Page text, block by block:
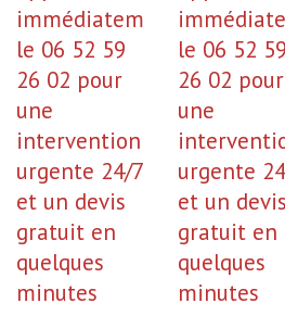
immédiatement
le 06 52 59
26 02 pour
une
intervention
urgente 24/7
et un devis
gratuit en
quelques
minutes
le 06 52 59
26 02 pour
une
urgente
et un devis
gratuit en
quelques
minutes